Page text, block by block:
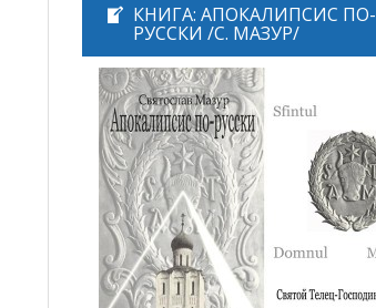
КНИГА: АПОКАЛИПСИС ПО-
РУССКИ /С. МАЗУР/